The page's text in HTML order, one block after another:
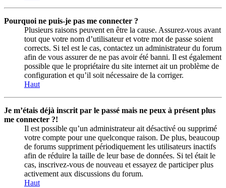
Pourquoi ne puis-je pas me connecter ?
Plusieurs raisons peuvent en être la cause. Assurez-vous avant
tout que votre nom d’utilisateur et votre mot de passe soient
corrects. Si tel est le cas, contactez un administrateur du forum
afin de vous assurer de ne pas avoir été banni. Il est également
possible que le propriétaire du site internet ait un problème de
configuration et qu’il soit nécessaire de la corriger.
Haut
Je m’étais déjà inscrit par le passé mais ne peux à présent plus
me connecter ?!
Il est possible qu’un administrateur ait désactivé ou supprimé
votre compte pour une quelconque raison. De plus, beaucoup
de forums suppriment périodiquement les utilisateurs inactifs
afin de réduire la taille de leur base de données. Si tel était le
cas, inscrivez-vous de nouveau et essayez de participer plus
activement aux discussions du forum.
Haut